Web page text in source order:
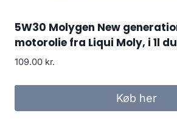
5W30 Molygen New
motorolie fra Liqui Moly, i 1l
109.00 kr.
Køb her